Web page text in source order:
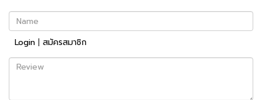
Name
Login | สมัครสมาชิก
Review